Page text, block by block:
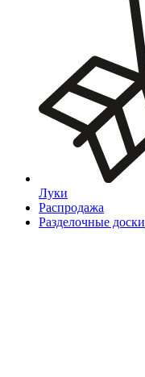
Луки
Распродажа
Разделочные доски